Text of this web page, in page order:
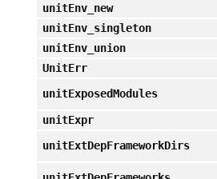
unitEnv_new
unitEnv_singleton
unitEnv_union
UnitErr
unitExposedModules
unitExpr
unitExtDepFrameworkDirs